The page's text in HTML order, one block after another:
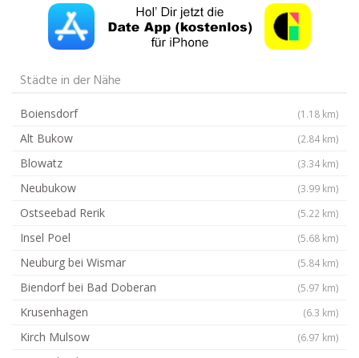
Städte in der Nähe
Boiensdorf (1.18 km)
Alt Bukow (2.84 km)
Blowatz (3.34 km)
Neubukow (3.99 km)
Ostseebad Rerik (5.22 km)
Insel Poel (5.68 km)
Neuburg bei Wismar (5.84 km)
Biendorf bei Bad Doberan (5.97 km)
Krusenhagen (6.3 km)
Kirch Mulsow (6.97 km)